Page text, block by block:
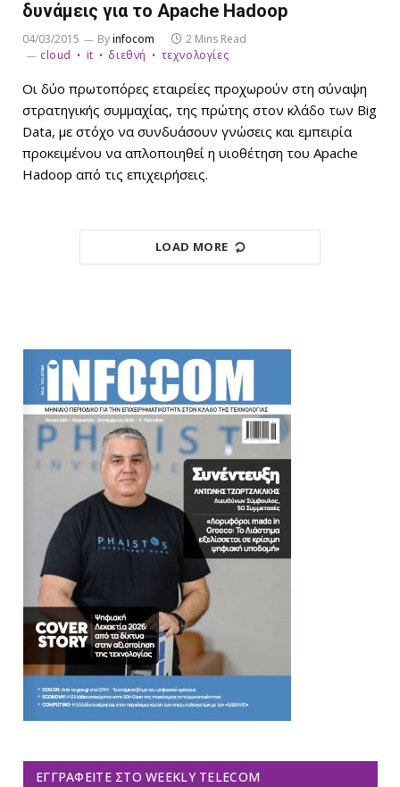
δυνάμεις για το Apache Hadoop
04/03/2015 Byinfocom
2 Mins Read
cloud
it διεθνή τεχνολογίες
Οι δύο πρωτοπόρες εταιρείες προχωρούν στη σύναψη
στρατηγικής συμμαχίας, της πρώτης στον κλάδο των Big
Data, με στόχο να συνδυάσουν γνώσεις και εμπειρία
προκειμένου να απλοποιηθεί η υιοθέτηση του Apache
Hadoop από τις επιχειρήσεις.
LOAD MORE
ΕΓΓΡΑΦΕΊΤΕ ΣΤΟ WEEKLY TELECOM